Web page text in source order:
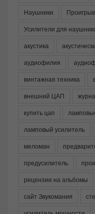
Наушники
Усилители для
акустика
аудиофилия
винтажная техника
внешний ЦАП
купить цап
ламповый усилитель
меломан
предусилитель
рецензии на альбомы
сайт Звукомания